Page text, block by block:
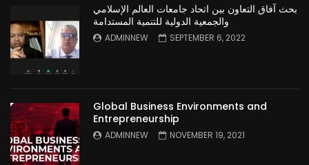
بحث آفاق التعاون بين اتحاد جامعات العالم الإسلامي
والجمعية الدولية للتنمية المستدامة
ADMINNEW SEPTEMBER 6, 2022
Global Business Environments and
Entrepreneurship
ADMINNEW NOVEMBER 19, 2021